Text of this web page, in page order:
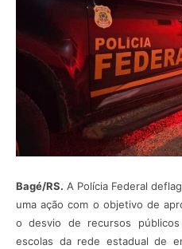
Bagé/RS. A Polícia Federal
uma ação com o objetivo de
o desvio de recursos
escolas da rede estadual de